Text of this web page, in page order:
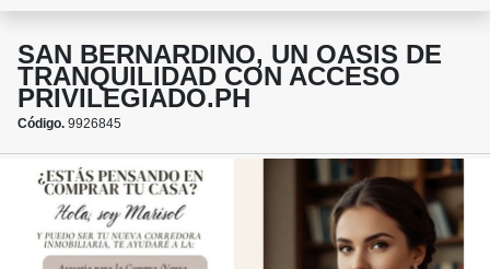
SAN BERNARDINO, UN OASIS DE
TRANQUILIDAD CON ACCESO
PRIVILEGIADO.PH
Código. 9926845